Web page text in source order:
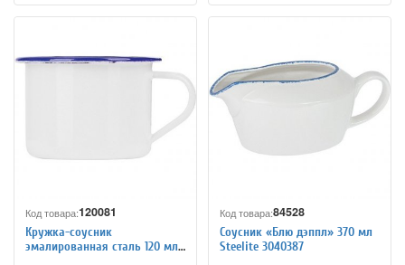
Код товара:120081
Кружка-соусник
эмалированная сталь 120 мл
Код товара:84528
Соусник «Блю дэппл» 370 мл
Steelite 3040387